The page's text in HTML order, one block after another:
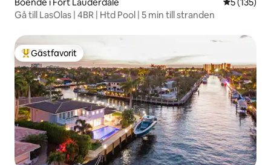
Gå till LasOlas | 4BR | Htd Pool | 5 min till stranden
Populär gästfavorit
Gästfavorit